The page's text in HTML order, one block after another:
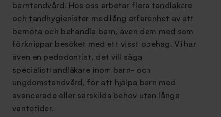
barntandvård. Hos oss arbetar flera tandläkare
och tandhygienister med lång erfarenhet av att
bemöta och behandla barn, även dem med som
förknippar besöket med ett visst obehag. Vi har
även en pedodontist, det vill säga
specialisttandläkare inom barn- och
ungdomstandvård, för att hjälpa barn med
avancerade eller särskilda behov utan långa
väntetider.